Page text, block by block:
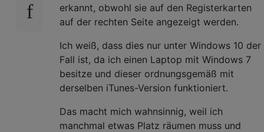
erkannt, obwohl sie auf den Registerkarten
auf der rechten Seite angezeigt werden.
Ich weiß, dass dies nur unter Windows 10 der
Fall ist, da ich einen Laptop mit Windows 7
besitze und dieser ordnungsgemäß mit
derselben iTunes-Version funktioniert.
Das macht mich wahnsinnig, weil ich
manchmal etwas Platz räumen muss und